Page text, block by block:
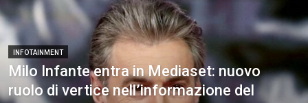
INFOTAINMENT
Milo Infante entra in Mediaset: nuovo
ruolo di vertice nell’informazione del